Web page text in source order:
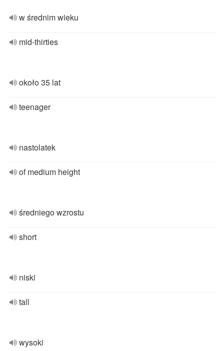
w średnim wieku
mid-thirties
około 35 lat
teenager
nastolatek
of medium height
średniego wzrostu
short
niski
tall
wysoki